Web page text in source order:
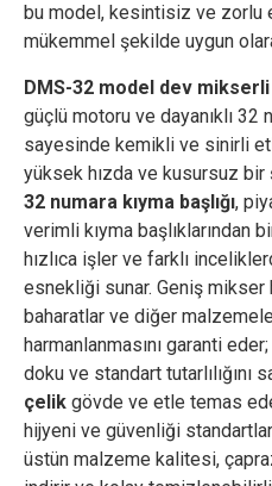
bu model, kesintisiz ve zorlu
mükemmel şekilde uygun
DMS-32 model dev
güçlü motoru ve dayanıklı 32
sayesinde kemikli ve sinirli
yüksek hızda ve kusursuz bir
32 numara kıyma başlığı,
verimli kıyma başlıklarından
hızlıca işler ve farklı
esnekliği sunar. Geniş mikser
baharatlar ve diğer
harmanlanmasını garanti
doku ve standart tutarlılığını
çelik gövde ve etle temas
hijyeni ve güvenliği
üstün malzeme kalitesi,